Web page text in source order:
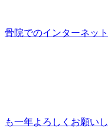
骨院でのインターネッ
も一年よろしくお願い